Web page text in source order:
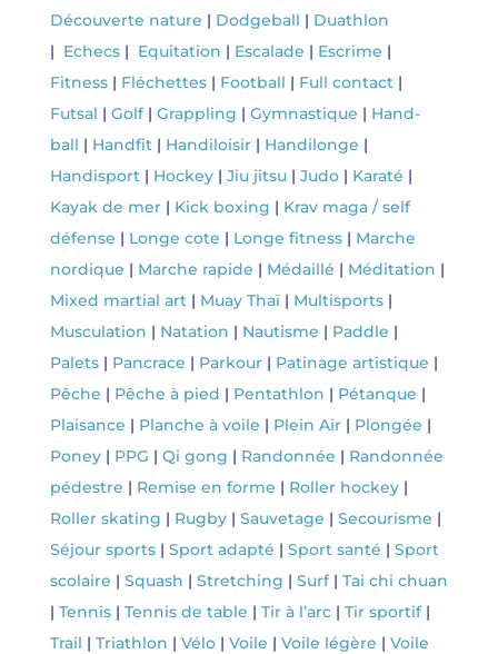
Découverte nature | Dodgeball | Duathlon
| Echecs| Equitation | Escalade | Escrime |
Fitness| Fléchettes| Football | Full contact|
Futsal | Golf| Grappling | Gymnastique | Hand-
ball | Handfit| Handiloisir| Handilonge |
Handisport| Hockey| Jiu jitsu| Judo| Karaté |
Kayak de mer| Kick boxing | Krav maga / self
défense | Longe cote | Longe fitness| Marche
nordique | Marche rapide | Médaillé | Méditation |
Mixed martial art| Muay Thaï| Multisports|
Musculation | Natation | Nautisme | Paddle |
Palets| Pancrace | Parkour| Patinage artistique |
Pêche | Pêche à pied | Pentathlon | Pétanque |
Plaisance | Planche à voile | Plein Air| Plongée |
Poney| PPG | Qi gong | Randonnée | Randonnée
pédestre | Remise en forme | Roller hockey|
Roller skating | Rugby| Sauvetage | Secourisme |
Séjour sports| Sport adapté | Sport santé | Sport
scolaire | Squash | Stretching | Surf| Tai chi chuan
| Tennis| Tennis de table | Tir à l’arc| Tir sportif|
Trail | Triathlon | Vélo| Voile | Voile légère | Voile